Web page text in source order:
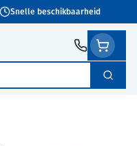
Snelle beschikbaarheid
Zoek